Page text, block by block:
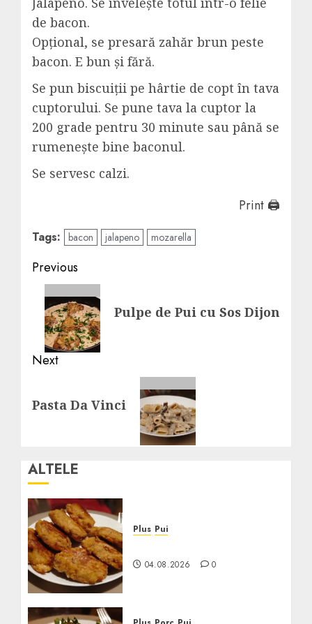
de bacon.
Opțional, se presară zahăr brun peste
bacon. E bun și fără.
Se pun biscuiții pe hârtie de copt în tava
cuptorului. Se pune tava la cuptor la
200 grade pentru 30 minute sau până se
rumenește bine baconul.
Se servesc calzi.
Print 🖨
Tags: bacon jalapeno mozarella
Post
navigation
Previous
Previous
post:
Pulpe de Pui cu Sos Dijon
Next
post:
Pasta Da Vinci
ALTELE
Plus Pui
04.08.2026 0